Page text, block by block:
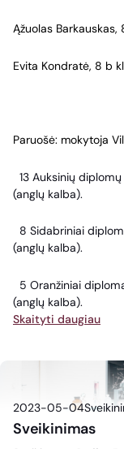
Ąžuolas
Evita Kondratė, 8 b
Paruošė: mokytoja
13 Auksinių
(anglų kalba).
8 Sidabriniai
(anglų kalba).
5 Oranžiniai
(anglų kalba).
Skaityti daugiau
2023-05-04
Sveikinimas